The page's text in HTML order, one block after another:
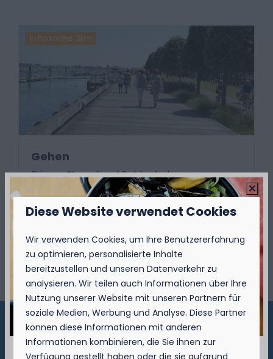
In Parknähe: 2km
Gehen
Dünen, Strand und Polder laden zum
Wandern ein. Sehr zu empfehlen ist das
Wanderwegenetz der Westküste mit über
130 km Wanderwegen.
Mehr
Bezahlen Sie sicher
Diese Website verwendet Cookies
Wir verwenden Cookies, um Ihre Benutzererfahrung
zu optimieren, personalisierte Inhalte
bereitzustellen und unseren Datenverkehr zu
analysieren. Wir teilen auch Informationen über Ihre
Nutzung unserer Website mit unseren Partnern für
soziale Medien, Werbung und Analyse. Diese Partner
können diese Informationen mit anderen
Informationen kombinieren, die Sie ihnen zur
Verfügung gestellt haben oder die sie aufgrund